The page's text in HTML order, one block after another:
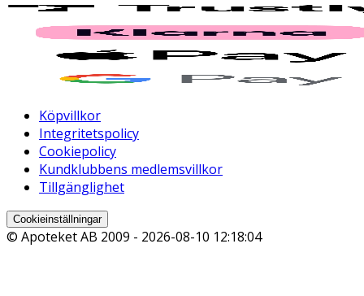
Köpvillkor
Integritetspolicy
Cookiepolicy
Kundklubbens medlemsvillkor
Tillgänglighet
Cookieinställningar
© Apoteket AB 2009 - 2026-08-10 12:18:04